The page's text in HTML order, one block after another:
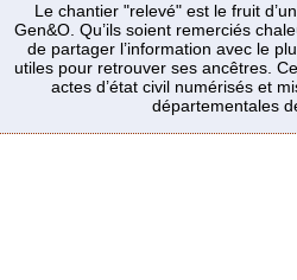
Le chantier "relevé" est le fruit
Gen&O. Qu’ils soient remerciés
de partager l’information avec le
utiles pour retrouver ses ancêtres.
actes d’état civil numérisés et
départementales